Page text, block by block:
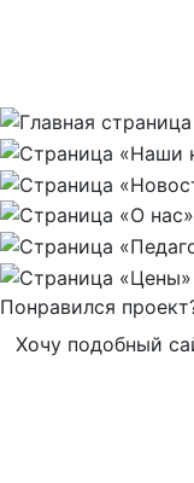
Понравился
Хочу подобный